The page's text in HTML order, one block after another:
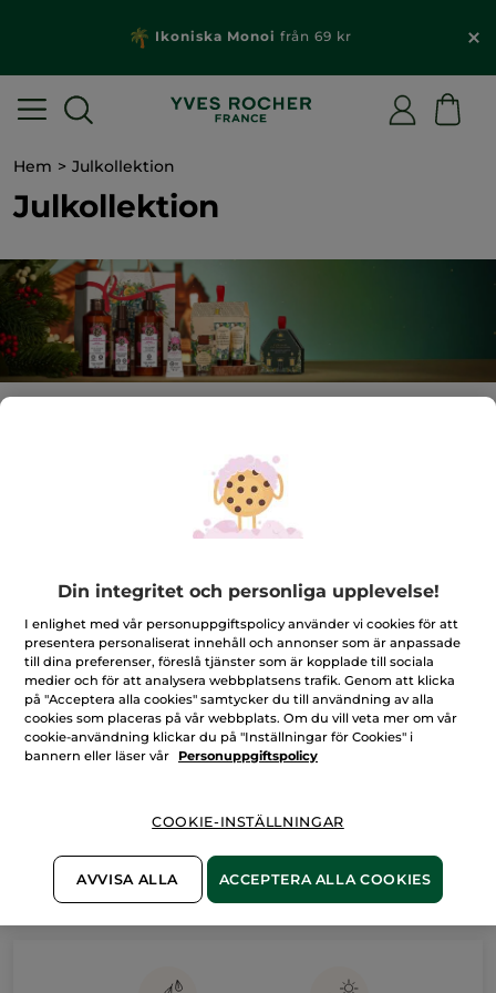
Ikoniska Monoi från 69 kr
Hem Julkollektion
Julkollektion
produkter från vår föregående julkollektion till
. Passa på innan de tar slut och upptäck
även resten av vårt outletsortiment.
FILTRERA SORTERA EFTER
julklappstips
Julen närmar sig, och med den kommer den underbara tiden
för att ge bort klappar. Vad kan vara mer magiskt än att skänka
hitta de perfekta julklapparna.
I år bjuder vi in dig att uppleva en av naturens mest underbara
Din integritet och personliga upplevelse!
I enlighet med vår personuppgiftspolicy använder vi cookies för att
presentera personaliserat innehåll och annonser som är anpassade
till dina preferenser, föreslå tjänster som är kopplade till sociala
medier och för att analysera webbplatsens trafik. Genom att klicka
på "Acceptera alla cookies" samtycker du till användning av alla
cookies som placeras på vår webbplats. Om du vill veta mer om vår
cookie-användning klickar du på "Inställningar för Cookies" i
bannern eller läser vår
Personuppgiftspolicy
COOKIE-INSTÄLLNINGAR
AVVISA ALLA ACCEPTERA ALLA COOKIES